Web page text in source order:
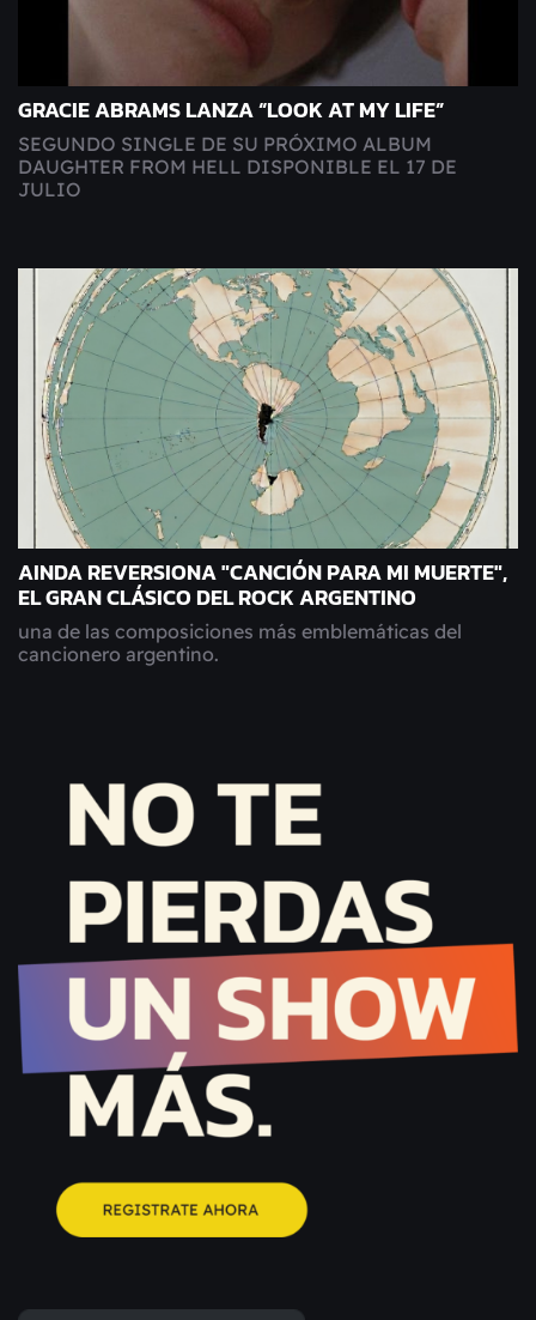
GRACIE ABRAMS LANZA “LOOK AT MY LIFE”
SEGUNDO SINGLE DE SU PRÓXIMO ALBUM
DAUGHTER FROM HELL DISPONIBLE EL 17 DE
JULIO
AINDA REVERSIONA "CANCIÓN PARA MI MUERTE",
EL GRAN CLÁSICO DEL ROCK ARGENTINO
una de las composiciones más emblemáticas del
cancionero argentino.